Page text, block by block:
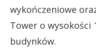
wykończeniowe
Tower o wysokości
budynków.